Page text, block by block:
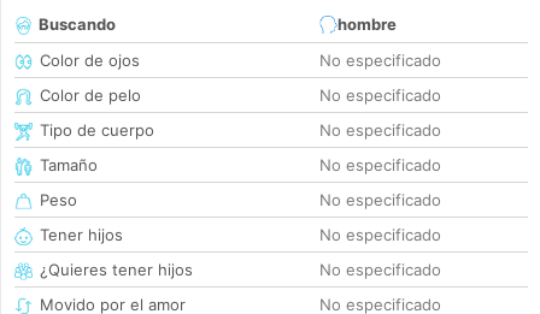
Buscando
hombre
Color de ojos
No especificado
Color de pelo
No especificado
Tipo de cuerpo
No especificado
Tamaño
No especificado
Peso
No especificado
Tener hijos
No especificado
¿Quieres tener hijos
No especificado
Movido por el amor
No especificado